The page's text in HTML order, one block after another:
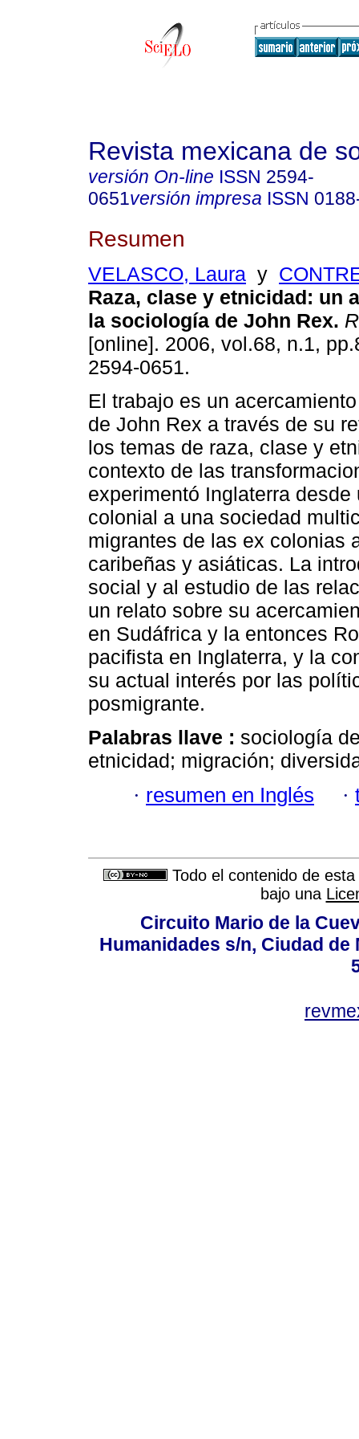
Revista mexicana de
versión On-line ISSN 2594-
0651versión impresa ISSN
Resumen
VELASCO, Laura y
Raza, clase y etnicidad: un
la sociología de John Rex.
[online]. 2006, vol.68, n.1,
2594-0651.
El trabajo es un
de John Rex a través de su
los temas de raza, clase y
contexto de las
experimentó Inglaterra desde
colonial a una sociedad
migrantes de las ex colonias
caribeñas y asiáticas. La
social y al estudio de las
un relato sobre su
en Sudáfrica y la entonces
pacifista en Inglaterra, y la
su actual interés por las
posmigrante.
Palabras llave : sociología
etnicidad; migración;
· resumen en Inglés ·
Todo el contenido de
bajo una
Circuito Mario de la
Humanidades s/n, Ciudad de